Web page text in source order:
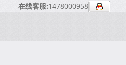
在线客服:1478000958